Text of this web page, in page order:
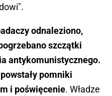
odnaleziono,
szczątki
antykomunistycznego.
pomniki
i poświęcenie. Władze